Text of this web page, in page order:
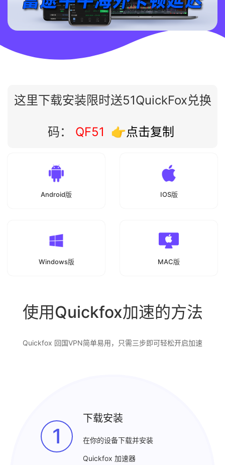
这里下载安装限时送51QuickFox兑换
码： QF51 👉点击复制
Android版 IOS版
Windows版 MAC版
使用Quickfox加速的方法
Quickfox 回国VPN简单易用，只需三步即可轻松开启加速
1
下载安装
在你的设备下载并安装
Quickfox 加速器